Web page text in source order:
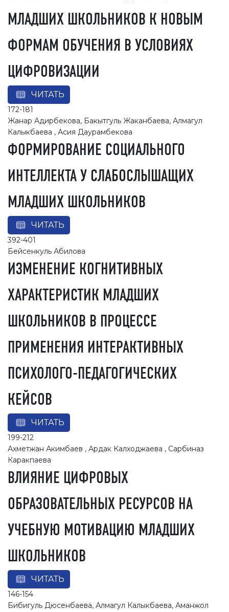
МЛАДШИХ ШКОЛЬНИКОВ К НОВЫМ
ФОРМАМ ОБУЧЕНИЯ В УСЛОВИЯХ
ЦИФРОВИЗАЦИИ
ЧИТАТЬ
172-181
Жанар Адирбекова, Бакытгуль Жаканбаева, Алмагул
Калыкбаева , Асия Даурамбекова
ФОРМИРОВАНИЕ СОЦИАЛЬНОГО
ИНТЕЛЛЕКТА У СЛАБОСЛЫШАЩИХ
МЛАДШИХ ШКОЛЬНИКОВ
ЧИТАТЬ
392-401
Бейсенкуль Абилова
ИЗМЕНЕНИЕ КОГНИТИВНЫХ
ХАРАКТЕРИСТИК МЛАДШИХ
ШКОЛЬНИКОВ В ПРОЦЕССЕ
ПРИМЕНЕНИЯ ИНТЕРАКТИВНЫХ
ПСИХОЛОГО-ПЕДАГОГИЧЕСКИХ
КЕЙСОВ
ЧИТАТЬ
199-212
Ахметжан Акимбаев , Ардак Калходжаева , Сарбиназ
Каракпаева
ВЛИЯНИЕ ЦИФРОВЫХ
ОБРАЗОВАТЕЛЬНЫХ РЕСУРСОВ НА
УЧЕБНУЮ МОТИВАЦИЮ МЛАДШИХ
ШКОЛЬНИКОВ
ЧИТАТЬ
146-154
Бибигуль Дюсенбаева, Алмагул Калыкбаева, Аманжол